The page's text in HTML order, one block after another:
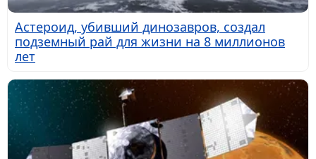
Астероид, убивший динозавров, создал
подземный рай для жизни на 8 миллионов
лет